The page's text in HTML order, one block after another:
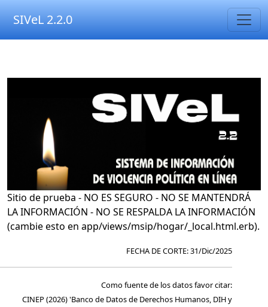
SIVeL 2.2.0
Sitio de prueba - NO ES SEGURO - NO SE MANTENDRÁ
LA INFORMACIÓN - NO SE RESPALDA LA INFORMACIÓN
(cambie esto en app/views/msip/hogar/_local.html.erb).
FECHA DE CORTE: 31/Dic/2025
Como fuente de los datos favor citar:
CINEP (2026) 'Banco de Datos de Derechos Humanos, DIH y